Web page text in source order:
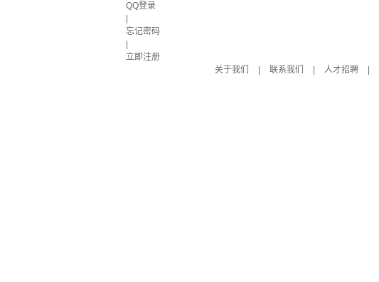
QQ登录
忘记密码
立即注册
关于我们
联系我们 人才招聘